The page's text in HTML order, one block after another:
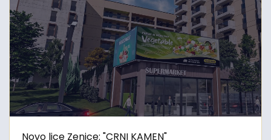
Novo lice Zenice: "CRNI KAMEN"